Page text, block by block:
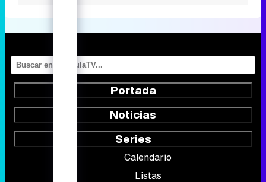
Portada
Noticias
Series
Calendario
Listas